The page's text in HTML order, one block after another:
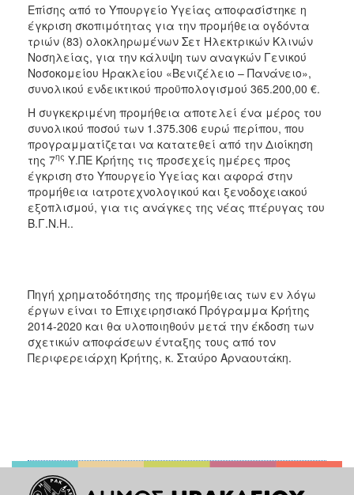
ΑΝΘΕΚΤΙΚΗ
ΠΟΛΗ
Επίσης από το Υπουργείο Υγείας αποφασίστηκε η
έγκριση σκοπιμότητας για την προμήθεια ογδόντα
τριών (83) ολοκληρωμένων Σετ Ηλεκτρικών Κλινών
Νοσηλείας, για την κάλυψη των αναγκών Γενικού
Νοσοκομείου Ηρακλείου «Βενιζέλειο – Πανάνειο»,
συνολικού ενδεικτικού προϋπολογισμού 365.200,00 €.
Η συγκεκριμένη προμήθεια αποτελεί ένα μέρος του
συνολικού ποσού των 1.375.306 ευρώ περίπου, που
προγραμματίζεται να κατατεθεί από την Διοίκηση
της 7ης Υ.ΠΕ Κρήτης τις προσεχείς ημέρες προς
έγκριση στο Υπουργείο Υγείας και αφορά στην
προμήθεια ιατροτεχνολογικού και ξενοδοχειακού
εξοπλισμού, για τις ανάγκες της νέας πτέρυγας του
Β.Γ.Ν.Η..
Πηγή χρηματοδότησης της προμήθειας των εν λόγω
έργων είναι το Επιχειρησιακό Πρόγραμμα Κρήτης
2014-2020 και θα υλοποιηθούν μετά την έκδοση των
σχετικών αποφάσεων ένταξης τους από τον
Περιφερειάρχη Κρήτης, κ. Σταύρο Αρναουτάκη.